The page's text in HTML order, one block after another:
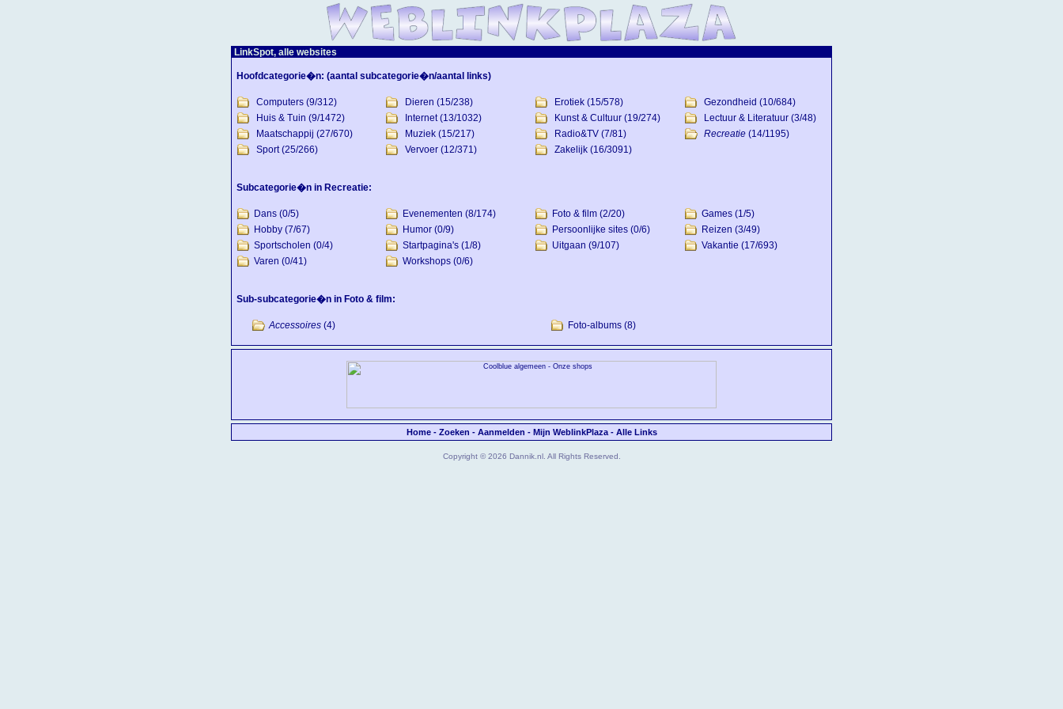
LinkSpot, alle websites
Hoofdcategorie�n: (aantal subcategorie�n/aantal links)
Computers (9/312) Dieren (15/238) Erotiek (15/578) Gezondheid (10/684)
Huis & Tuin (9/1472) Internet(13/1032) Kunst & Cultuur (19/274) Lectuur & Literatuur (3/48)
Maatschappij (27/670) Muziek (15/217) Radio&TV (7/81) Recreatie (14/1195)
Sport(25/266) Vervoer (12/371) Zakelijk (16/3091)
Subcategorie�n in Recreatie:
Dans (0/5) Evenementen (8/174) Foto & film (2/20) Games (1/5)
Hobby (7/67) Humor (0/9) Persoonlijke sites (0/6) Reizen (3/49)
Sportscholen (0/4) Startpagina's (1/8) Uitgaan (9/107) Vakantie (17/693)
Varen (0/41) Workshops (0/6)
Sub-subcategorie�n in Foto & film:
Accessoires (4) Foto-albums (8)
Home- Zoeken - Aanmelden - Mijn WeblinkPlaza- Alle Links
Copyright © 2026 Dannik.nl. All Rights Reserved.